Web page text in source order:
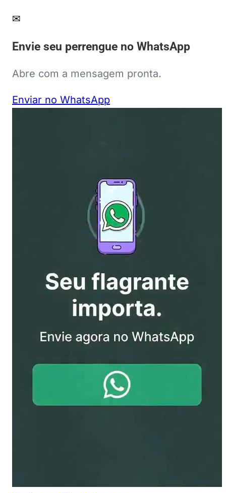
✉
Envie seu perrengue no WhatsApp
Abre com a mensagem pronta.
Enviar no WhatsApp